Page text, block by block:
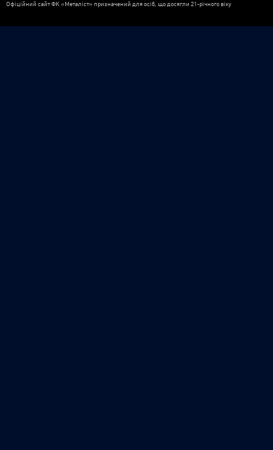
Офіційний сайт ФК «Металіст» призначений для осіб, що досягли 21-річного віку